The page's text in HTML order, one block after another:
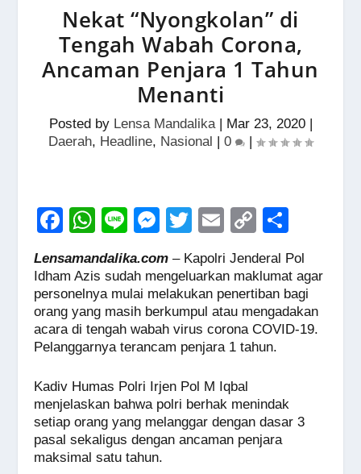
Nekat “Nyongkolan” di
Tengah Wabah Corona,
Ancaman Penjara 1 Tahun
Menanti
Posted by Lensa Mandalika| Mar 23, 2020|
Daerah, Headline, Nasional | 0 |
F
c
e
b
o
o
k
W
h
at
s
A
p
Li
e
M
ss
e
n
g
er
T
wi
tt
er
E
m
ail
C
o
p
y
Li
n
h
ar
e
Lensamandalika.com– Kapolri Jenderal Pol
Idham Azis sudah mengeluarkan maklumat agar
personelnya mulai melakukan penertiban bagi
orang yang masih berkumpul atau mengadakan
acara di tengah wabah virus corona COVID-19.
Pelanggarnya terancam penjara 1 tahun.
Kadiv Humas Polri Irjen Pol M Iqbal
menjelaskan bahwa polri berhak menindak
setiap orang yang melanggar dengan dasar 3
pasal sekaligus dengan ancaman penjara
maksimal satu tahun.